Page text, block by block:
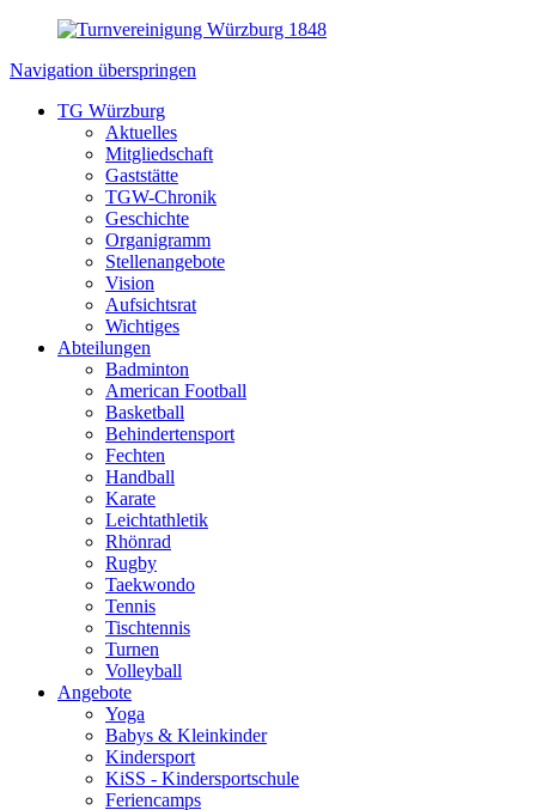
Navigation überspringen
TG Würzburg
Aktuelles
Mitgliedschaft
Gaststätte
TGW-Chronik
Geschichte
Organigramm
Stellenangebote
Vision
Aufsichtsrat
Wichtiges
Abteilungen
Badminton
American Football
Basketball
Behindertensport
Fechten
Handball
Karate
Leichtathletik
Rhönrad
Rugby
Taekwondo
Tennis
Tischtennis
Turnen
Volleyball
Angebote
Yoga
Babys & Kleinkinder
Kindersport
KiSS - Kindersportschule
Feriencamps